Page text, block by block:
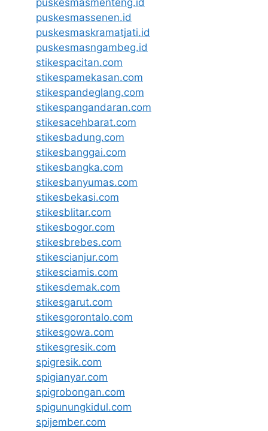
puskesmasmenteng.id
puskesmassenen.id
puskesmaskramatjati.id
puskesmasngambeg.id
stikespacitan.com
stikespamekasan.com
stikespandeglang.com
stikespangandaran.com
stikesacehbarat.com
stikesbadung.com
stikesbanggai.com
stikesbangka.com
stikesbanyumas.com
stikesbekasi.com
stikesblitar.com
stikesbogor.com
stikesbrebes.com
stikescianjur.com
stikesciamis.com
stikesdemak.com
stikesgarut.com
stikesgorontalo.com
stikesgowa.com
stikesgresik.com
spigresik.com
spigianyar.com
spigrobongan.com
spigunungkidul.com
spijember.com